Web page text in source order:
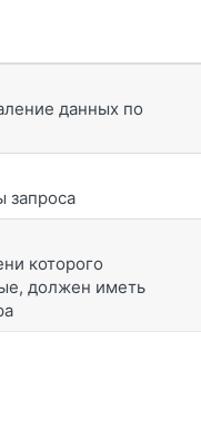
данных по
запроса
которого
должен иметь